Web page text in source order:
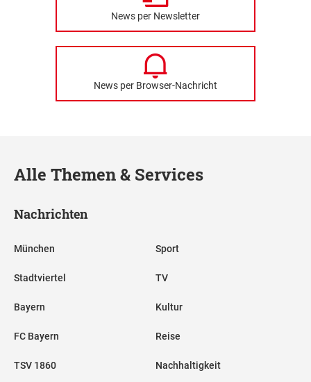
News per Newsletter
News per Browser-Nachricht
Alle Themen & Services
Nachrichten
München
Stadtviertel
Bayern
FC Bayern
TSV 1860
Sport
TV
Kultur
Reise
Nachhaltigkeit